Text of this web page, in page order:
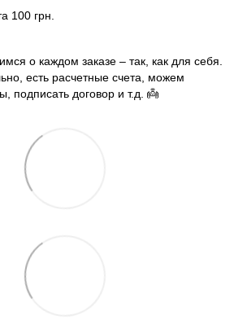
100 грн.
о каждом заказе – так, как для себя.
есть расчетные счета, можем
подписать договор и т.д. 👼